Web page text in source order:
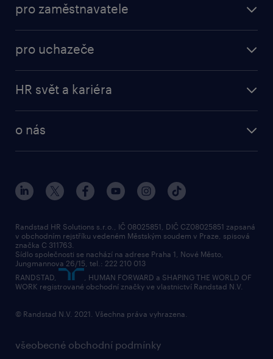
práce v Amazon
vyberte si zaměstnavatele
pro zaměstnavatele
professional
pro uchazeče
HR svět a kariéra
karierní poradna
o nás
náš příbeh
tiskové zprávy
společenská odpovědnost
přidej se k nám
kontakty & pobočky
bezpečnostní politika
všeobecné obchodní podmínky
Randstad HR Solutions s.r.o., IČ 08025851, DIČ CZ08025851 zapsaná
v obchodním rejstříku vedeném Městským soudem v Praze, spisová
značka C 311763.
Sídlo společnosti se nachází na adrese Praha 1, Nové Město,
Jungmannova 26/15, tel.: 222 210 013
RANDSTAD,
, HUMAN FORWARD a SHAPING THE WORLD OF
WORK registrované obchodní značky ve vlastnictví Randstad N.V.
© Randstad N.V. 2021. Všechna práva vyhrazena.